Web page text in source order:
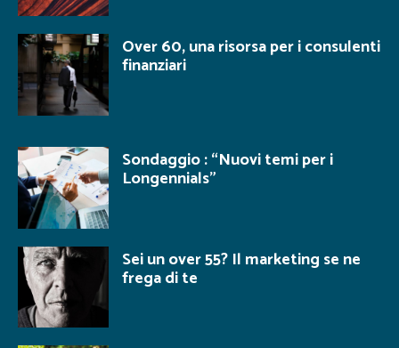
Over 60, una risorsa per i consulenti
finanziari
Sondaggio : “Nuovi temi per i
Longennials”
Sei un over 55? Il marketing se ne
frega di te